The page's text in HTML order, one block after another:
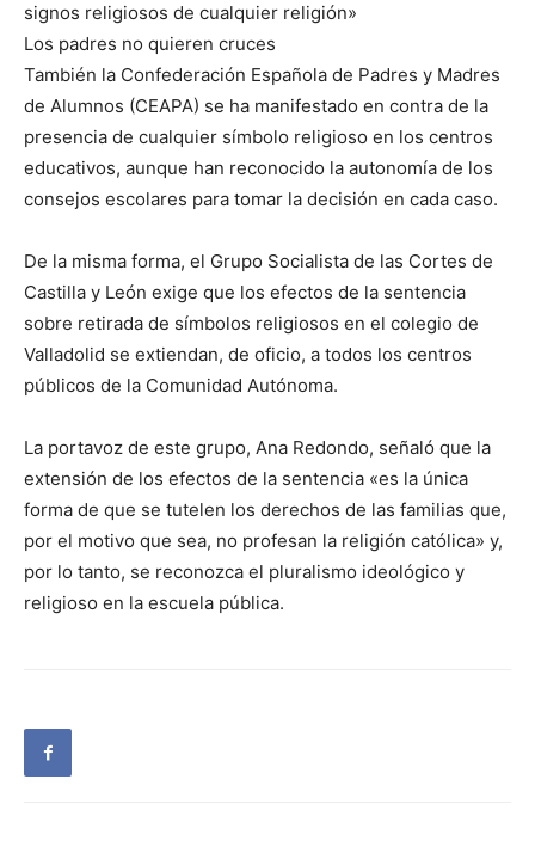
signos religiosos de cualquier religión»
Los padres no quieren cruces
También la Confederación Española de Padres y Madres
de Alumnos (CEAPA) se ha manifestado en contra de la
presencia de cualquier símbolo religioso en los centros
educativos, aunque han reconocido la autonomía de los
consejos escolares para tomar la decisión en cada caso.
De la misma forma, el Grupo Socialista de las Cortes de
Castilla y León exige que los efectos de la sentencia
sobre retirada de símbolos religiosos en el colegio de
Valladolid se extiendan, de oficio, a todos los centros
públicos de la Comunidad Autónoma.
La portavoz de este grupo, Ana Redondo, señaló que la
extensión de los efectos de la sentencia «es la única
forma de que se tutelen los derechos de las familias que,
por el motivo que sea, no profesan la religión católica» y,
por lo tanto, se reconozca el pluralismo ideológico y
religioso en la escuela pública.